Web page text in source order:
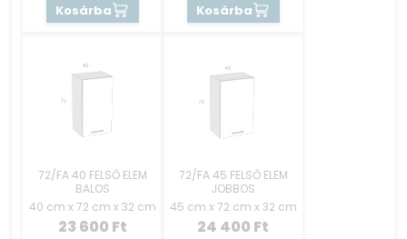
Kosárba Kosárba
72/FA 40 FELSŐ ELEM
BALOS
40 cm x 72 cm x 32 cm
23 600 Ft
72/FA 45 FELSŐ ELEM
JOBBOS
45 cm x 72 cm x 32 cm
24 400 Ft